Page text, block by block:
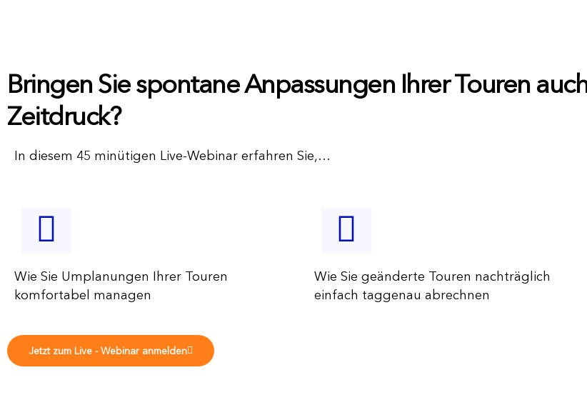
Bringen Sie spontane Anpassungen Ihrer Touren
Zeitdruck?
In diesem 45 minütigen Live-Webinar erfahren Sie,…
Wie Sie Umplanungen Ihrer Touren
komfortabel managen
Wie Sie geänderte Touren nachträglich
einfach taggenau abrechnen
Jetzt zum Live - Webinar anmelden